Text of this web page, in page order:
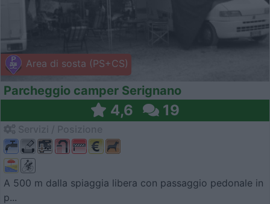
Area di sosta (PS+CS)
Parcheggio camper Serignano
4,6 19
A 500 m dalla spiaggia libera con passaggio pedonale in
p...